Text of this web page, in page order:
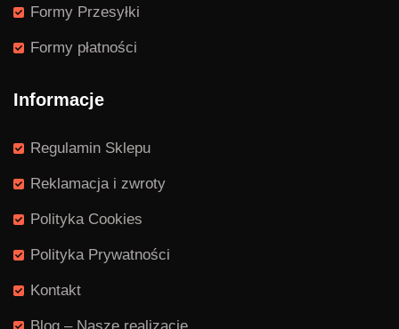
Formy Przesyłki
Formy płatności
Informacje
Regulamin Sklepu
Reklamacja i zwroty
Polityka Cookies
Polityka Prywatności
Kontakt